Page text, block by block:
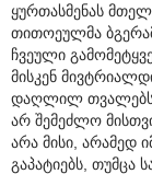
ყურთასმენას
თითოეულმა
ჩვეული
მისკენ
დაღლილ თვალებს
არ შემეძლო
არა მისი, არამედ
გაპატიებს, თუმცა